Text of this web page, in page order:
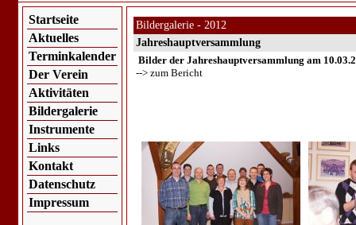
Startseite
Aktuelles
Terminkalender
Der Verein
Aktivitäten
Bildergalerie
Instrumente
Links
Kontakt
Datenschutz
Impressum
Bildergalerie - 2012
Jahreshauptversammlung
Bilder der Jahreshauptversammlung am
--> zum Bericht